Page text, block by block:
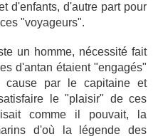
d'enfants, d'autre part pour
"voyageurs".
un homme, nécessité fait
d'antan étaient "engagés"
cause par le capitaine et
le "plaisir" de ces
comme il pouvait, la
d'où la légende des